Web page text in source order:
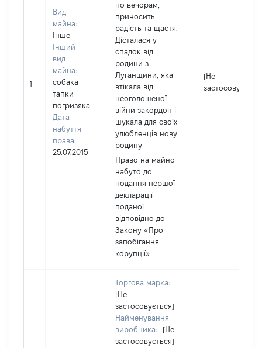
1
Вид
майна:
Інше
Інший
вид
майна:
собака-
тапки-
погризяка
Дата
набуття
права:
25.07.2015
по вечорам,
приносить
радість та щастя.
Дісталася у
спадок від
родини з
Луганщини, яка
втікала від
неоголошеної
війни закордон і
шукала для своїх
улюбленців нову
родину
Право на майно
набуто до
подання першої
декларації
поданої
відповідно до
Закону «Про
запобігання
корупції»
[Не
застосовується]
Торгова марка:
[Не
застосовується]
Найменування
виробника:
[Не
застосовується]